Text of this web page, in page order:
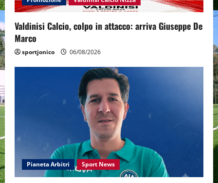
Valdinisi Calcio, colpo in attacco: arriva Giuseppe De
Marco
sportjonico 06/08/2026
Pianeta Arbitri Sport News